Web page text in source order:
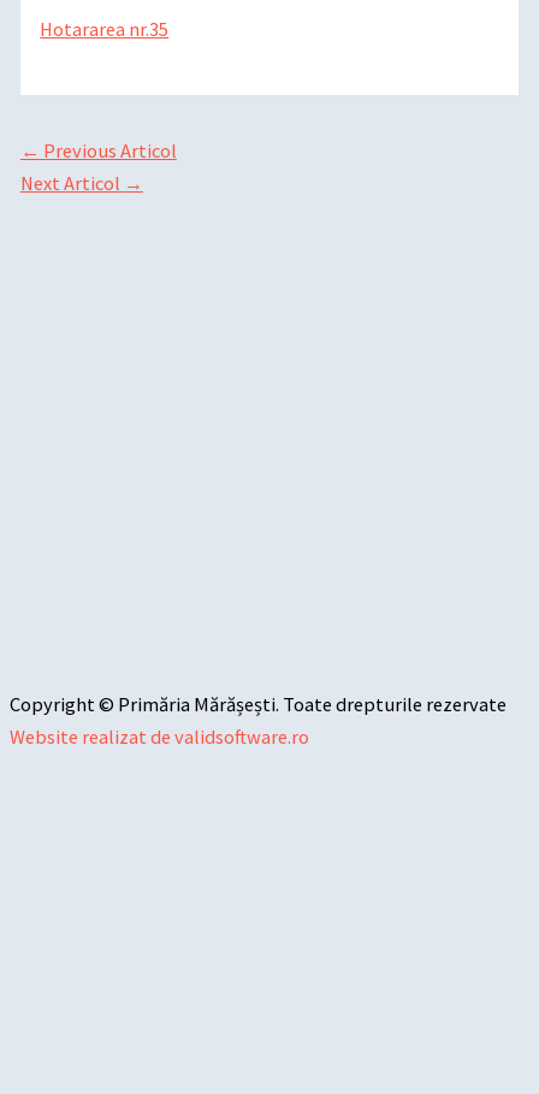
Hotararea nr.35
← Previous Articol
Next Articol →
Copyright © Primăria Mărășești. Toate drepturile rezervate
Website realizat de validsoftware.ro